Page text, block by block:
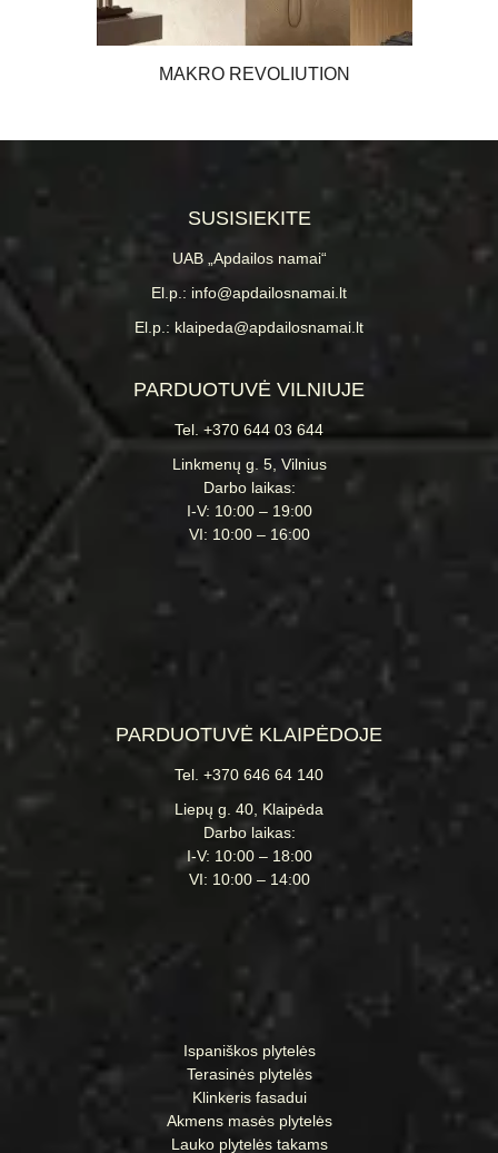
MAKRO REVOLIUTION
SUSISIEKITE
UAB „Apdailos namai“
El.p.: info@apdailosnamai.lt
El.p.: klaipeda@apdailosnamai.lt
PARDUOTUVĖ VILNIUJE
Tel. +370 644 03 644
Linkmenų g. 5, Vilnius
Darbo laikas:
I-V: 10:00 – 19:00
VI: 10:00 – 16:00
PARDUOTUVĖ KLAIPĖDOJE
Tel. +370 646 64 140
Liepų g. 40, Klaipėda
Darbo laikas:
I-V: 10:00 – 18:00
VI: 10:00 – 14:00
Ispaniškos plytelės
Terasinės plytelės
Klinkeris fasadui
Akmens masės plytelės
Lauko plytelės takams